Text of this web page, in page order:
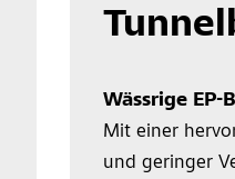
Wässrige EP-
Mit einer
und geringer